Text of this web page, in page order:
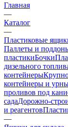
Главная
—
Каталог
—
Пластиковые
Паллеты и
пластикиБочки
дизельного
контейнеры
контейнеры и
проливов под
садаДорожно-
и реагентов
—